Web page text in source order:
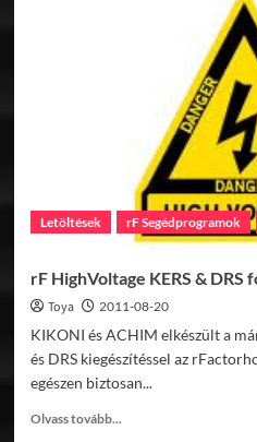
Letöltések rF Segédprogramok
rF HighVoltage KERS & DRS
Toya 2011-08-20
KIKONI és ACHIM elkészült a
és DRS kiegészítéssel az
egészen biztosan...
Olvass tovább...